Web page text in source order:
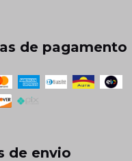
de pagamento
de envio